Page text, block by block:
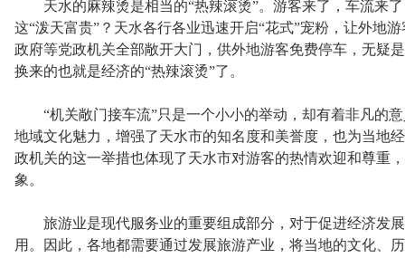
天水的麻辣烫是相当的“热辣滚烫”。游客来了，车流来了
这“泼天富贵”？天水各行各业迅速开启“花式”宠粉，让外地
政府等党政机关全部敞开大门，供外地游客免费停车，无疑
换来的也就是经济的“热辣滚烫”了。
“机关敞门接车流”只是一个小小的举动，却有着非凡的意
地域文化魅力，增强了天水市的知名度和美誉度，也为当地
政机关的这一举措也体现了天水市对游客的热情欢迎和尊重
象。
旅游业是现代服务业的重要组成部分，对于促进经济发
用。因此，各地都需要通过发展旅游产业，将当地的文化、